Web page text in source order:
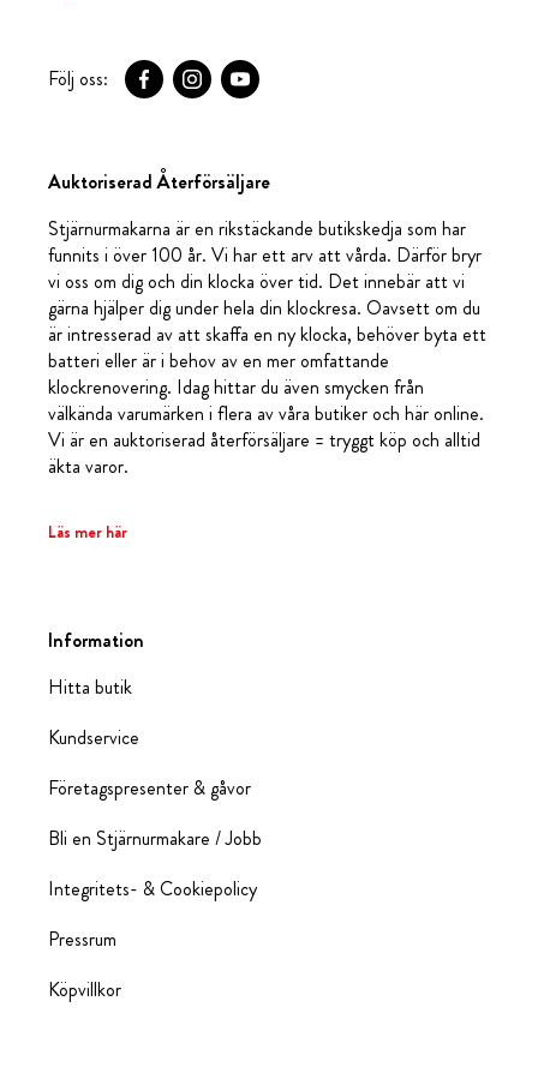
Följ oss:
Auktoriserad Återförsäljare
Stjärnurmakarna är en rikstäckande butikskedja som har
funnits i över 100 år. Vi har ett arv att vårda. Därför bryr
vi oss om dig och din klocka över tid. Det innebär att vi
gärna hjälper dig under hela din klockresa. Oavsett om du
är intresserad av att skaffa en ny klocka, behöver byta ett
batteri eller är i behov av en mer omfattande
klockrenovering. Idag hittar du även smycken från
välkända varumärken i flera av våra butiker och här online.
Vi är en auktoriserad återförsäljare = tryggt köp och alltid
äkta varor.
Läs mer här
Information
Hitta butik
Kundservice
Företagspresenter & gåvor
Bli en Stjärnurmakare / Jobb
Integritets- & Cookiepolicy
Pressrum
Köpvillkor